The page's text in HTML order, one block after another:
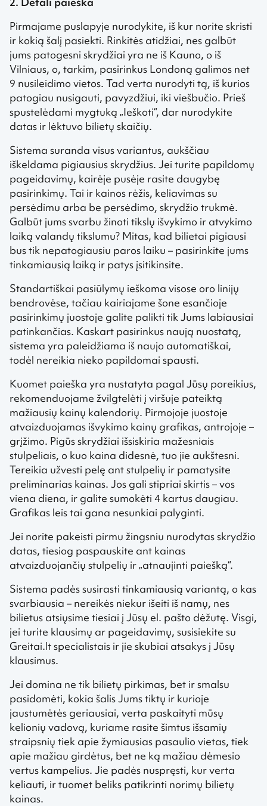
Pirmajame puslapyje nurodykite, iš kur norite skristi
ir kokią šalį pasiekti. Rinkitės atidžiai, nes galbūt
jums patogesni skrydžiai yra ne iš Kauno, o iš
Vilniaus, o, tarkim, pasirinkus Londoną galimos net
9 nusileidimo vietos. Tad verta nurodyti tą, iš kurios
patogiau nusigauti, pavyzdžiui, iki viešbučio. Prieš
spustelėdami mygtuką „Ieškoti“, dar nurodykite
datas ir lėktuvo bilietų skaičių.
Sistema suranda visus variantus, aukščiau
iškeldama pigiausius skrydžius. Jei turite papildomų
pageidavimų, kairėje pusėje rasite daugybę
pasirinkimų. Tai ir kainos rėžis, keliavimas su
persėdimu arba be persėdimo, skrydžio trukmė.
Galbūt jums svarbu žinoti tikslų išvykimo ir atvykimo
laiką valandų tikslumu? Mitas, kad bilietai pigiausi
bus tik nepatogiausiu paros laiku – pasirinkite jums
tinkamiausią laiką ir patys įsitikinsite.
Standartiškai pasiūlymų ieškoma visose oro linijų
bendrovėse, tačiau kairiajame šone esančioje
pasirinkimų juostoje galite palikti tik Jums labiausiai
patinkančias. Kaskart pasirinkus naują nuostatą,
sistema yra paleidžiama iš naujo automatiškai,
todėl nereikia nieko papildomai spausti.
Kuomet paieška yra nustatyta pagal Jūsų poreikius,
rekomenduojame žvilgtelėti į viršuje pateiktą
mažiausių kainų kalendorių. Pirmojoje juostoje
atvaizduojamas išvykimo kainų grafikas, antrojoje –
grįžimo. Pigūs skrydžiai išsiskiria mažesniais
stulpeliais, o kuo kaina didesnė, tuo jie aukštesni.
Tereikia užvesti pelę ant stulpelių ir pamatysite
preliminarias kainas. Jos gali stipriai skirtis – vos
viena diena, ir galite sumokėti 4 kartus daugiau.
Grafikas leis tai gana nesunkiai palyginti.
Jei norite pakeisti pirmu žingsniu nurodytas skrydžio
datas, tiesiog paspauskite ant kainas
atvaizduojančių stulpelių ir „atnaujinti paiešką“.
Sistema padės susirasti tinkamiausią variantą, o kas
svarbiausia – nereikės niekur išeiti iš namų, nes
bilietus atsiųsime tiesiai į Jūsų el. pašto dėžutę. Visgi,
jei turite klausimų ar pageidavimų, susisiekite su
Greitai.lt specialistais ir jie skubiai atsakys į Jūsų
klausimus.
Jei domina ne tik bilietų pirkimas, bet ir smalsu
pasidomėti, kokia šalis Jums tiktų ir kurioje
jaustumėtės geriausiai, verta paskaityti mūsų
kelionių vadovą, kuriame rasite šimtus išsamių
straipsnių tiek apie žymiausias pasaulio vietas, tiek
apie mažiau girdėtus, bet ne ką mažiau dėmesio
vertus kampelius. Jie padės nuspręsti, kur verta
keliauti, ir tuomet beliks patikrinti norimų bilietų
kainas.